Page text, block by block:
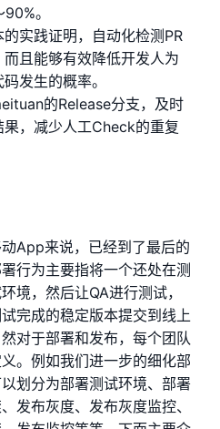
。
实践证明，自动化检测PR
且能够有效降低开发人为
发生的概率。
的Release分支，及时
果，减少人工Check的重复
App来说，已经到了最后的
行为主要指将一个还处在测
境，然后让QA进行测试，
完成的稳定版本提交到线上
对于部署和发布，每个团队
。例如我们进一步的细化部
划分为部署测试环境、部署
发布灰度、发布灰度监控、